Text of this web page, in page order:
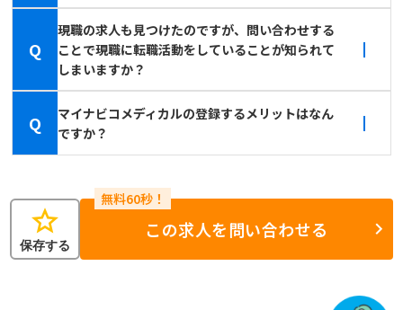
Q
現職の求人も見つけたのですが、問い合わせする
ことで現職に転職活動をしていることが知られて
しまいますか？
Q
マイナビコメディカルの登録するメリットはなん
ですか？
star
保存する
この求人を問い合わせる